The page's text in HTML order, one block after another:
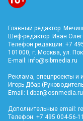
Главный редактор:
Шеф-редактор: Иван
Телефон редакции: +7
101000, г. Москва, ул.
E-mail: info@sibmedia.ru
Реклама, спецпроекты и
Игорь Дбар
Email: i.dbar@osnmedia.ru
Дополнительные email:
Телефон: +7 495 004-56-11